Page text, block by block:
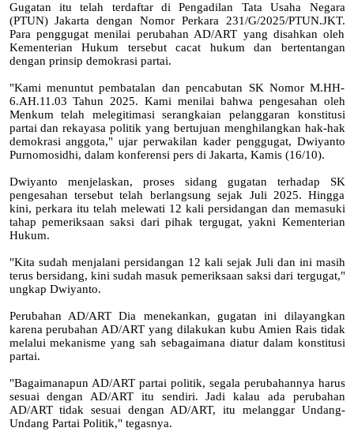
Gugatan itu telah terdaftar di Pengadilan Tata Usaha Negara
(PTUN) Jakarta dengan Nomor Perkara 231/G/2025/PTUN.JKT.
Para penggugat menilai perubahan AD/ART yang disahkan oleh
Kementerian Hukum tersebut cacat hukum dan bertentangan
dengan prinsip demokrasi partai.
"Kami menuntut pembatalan dan pencabutan SK Nomor M.HH-
6.AH.11.03 Tahun 2025. Kami menilai bahwa pengesahan oleh
Menkum telah melegitimasi serangkaian pelanggaran konstitusi
partai dan rekayasa politik yang bertujuan menghilangkan hak-hak
demokrasi anggota," ujar perwakilan kader penggugat, Dwiyanto
Purnomosidhi, dalam konferensi pers di Jakarta, Kamis (16/10).
Dwiyanto menjelaskan, proses sidang gugatan terhadap SK
pengesahan tersebut telah berlangsung sejak Juli 2025. Hingga
kini, perkara itu telah melewati 12 kali persidangan dan memasuki
tahap pemeriksaan saksi dari pihak tergugat, yakni Kementerian
Hukum.
"Kita sudah menjalani persidangan 12 kali sejak Juli dan ini masih
terus bersidang, kini sudah masuk pemeriksaan saksi dari tergugat,"
ungkap Dwiyanto.
Perubahan AD/ART Dia menekankan, gugatan ini dilayangkan
karena perubahan AD/ART yang dilakukan kubu Amien Rais tidak
melalui mekanisme yang sah sebagaimana diatur dalam konstitusi
partai.
"Bagaimanapun AD/ART partai politik, segala perubahannya harus
sesuai dengan AD/ART itu sendiri. Jadi kalau ada perubahan
AD/ART tidak sesuai dengan AD/ART, itu melanggar Undang-
Undang Partai Politik," tegasnya.